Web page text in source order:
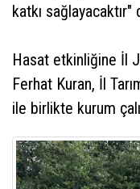
katkı
Hasat etkinliğine İl
Ferhat Kuran, İl
ile birlikte kurum